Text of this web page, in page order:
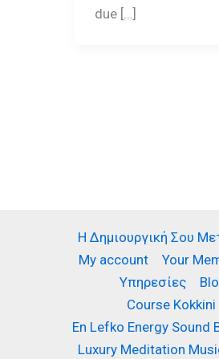
due […]
Η Δημιουργική Σου
My account
Your
Υπηρεσίες
Course
En Lefko Energy Sound
Luxury Meditation